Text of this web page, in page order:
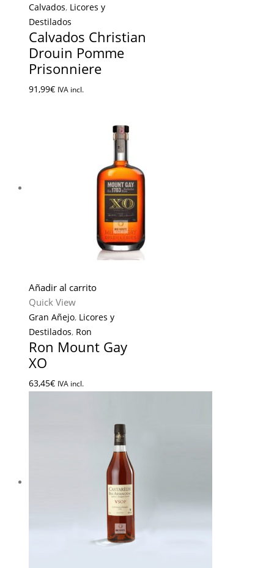
Calvados, Licores y
Destilados
Calvados Christian
Drouin Pomme
Prisonniere
91,99€ IVA incl.
Añadir al carrito
Quick View
Gran Añejo, Licores y
Destilados, Ron
Ron Mount Gay
XO
63,45€ IVA incl.